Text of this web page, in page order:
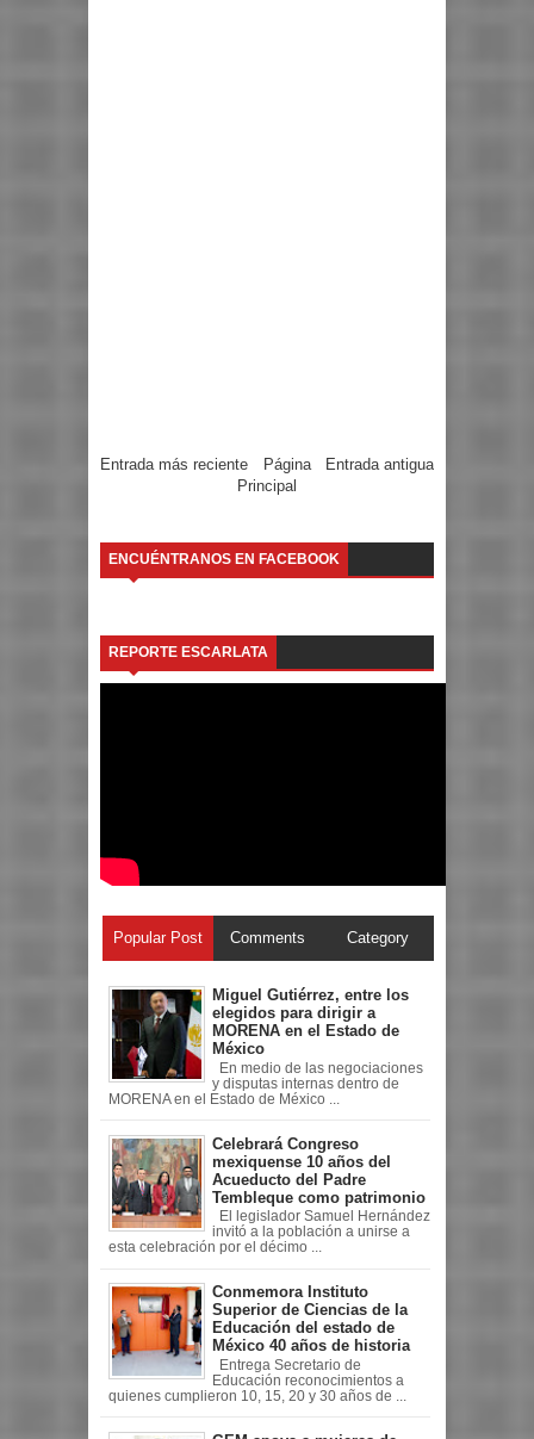
Entrada más reciente Entrada antigua
Página
Principal
ENCUÉNTRANOS EN FACEBOOK
REPORTE ESCARLATA
Popular Post Comments Category
Miguel Gutiérrez, entre los
elegidos para dirigir a
MORENA en el Estado de
México
En medio de las negociaciones
y disputas internas dentro de
MORENA en el Estado de México ...
Celebrará Congreso
mexiquense 10 años del
Acueducto del Padre
Tembleque como patrimonio
El legislador Samuel Hernández
invitó a la población a unirse a
esta celebración por el décimo ...
Conmemora Instituto
Superior de Ciencias de la
Educación del estado de
México 40 años de historia
Entrega Secretario de
Educación reconocimientos a
quienes cumplieron 10, 15, 20 y 30 años de ...